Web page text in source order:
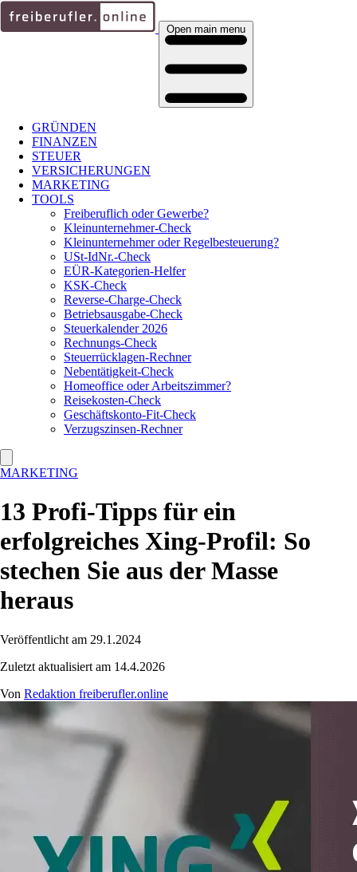
Open main menu
GRÜNDEN
FINANZEN
STEUER
VERSICHERUNGEN
MARKETING
TOOLS
Freiberuflich oder Gewerbe?
Kleinunternehmer-Check
Kleinunternehmer oder Regelbesteuerung?
USt-IdNr.-Check
EÜR-Kategorien-Helfer
KSK-Check
Reverse-Charge-Check
Betriebsausgabe-Check
Steuerkalender 2026
Rechnungs-Check
Steuerrücklagen-Rechner
Nebentätigkeit-Check
Homeoffice oder Arbeitszimmer?
Reisekosten-Check
Geschäftskonto-Fit-Check
Verzugszinsen-Rechner
MARKETING
13 Profi-Tipps für ein
erfolgreiches Xing-Profil: So
stechen Sie aus der Masse
heraus
Veröffentlicht am 29.1.2024
Zuletzt aktualisiert am 14.4.2026
Von Redaktion freiberufler.online